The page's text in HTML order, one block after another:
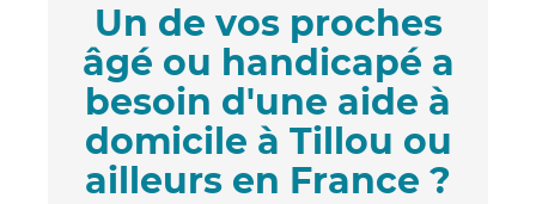
Un de vos proches
âgé ou handicapé a
besoin d'une aide à
domicile à Tillou ou
ailleurs en France ?